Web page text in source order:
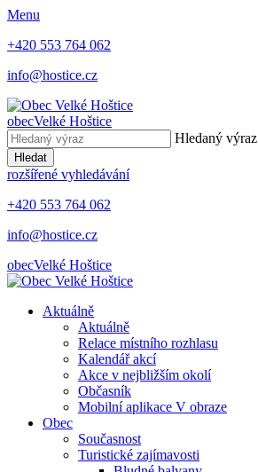
Menu
+420 553 764 062
info@hostice.cz
obecVelké Hoštice
Hledaný výraz
Hledat
rozšířené vyhledávání
+420 553 764 062
info@hostice.cz
obecVelké Hoštice
Aktuálně
Aktuálně
Relace místního rozhlasu
Kalendář akcí
Akce v nejbližším okolí
Občasník
Mobilní aplikace V obraze
Obec
Současnost
Turistické zajímavosti